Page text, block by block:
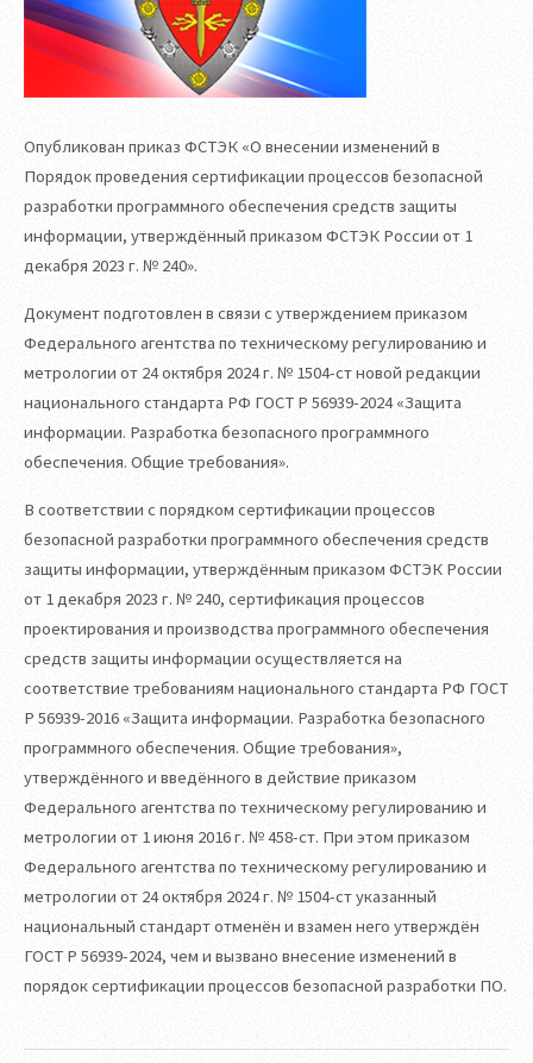
Опубликован приказ ФСТЭК «О внесении изменений в
Порядок проведения сертификации процессов безопасной
разработки программного обеспечения средств защиты
информации, утверждённый приказом ФСТЭК России от 1
декабря 2023 г. № 240».
Документ подготовлен в связи с утверждением приказом
Федерального агентства по техническому регулированию и
метрологии от 24 октября 2024 г. № 1504-ст новой редакции
национального стандарта РФ ГОСТ Р 56939-2024 «Защита
информации. Разработка безопасного программного
обеспечения. Общие требования».
В соответствии с порядком сертификации процессов
безопасной разработки программного обеспечения средств
защиты информации, утверждённым приказом ФСТЭК России
от 1 декабря 2023 г. № 240, сертификация процессов
проектирования и производства программного обеспечения
средств защиты информации осуществляется на
соответствие требованиям национального стандарта РФ ГОСТ
Р 56939-2016 «Защита информации. Разработка безопасного
программного обеспечения. Общие требования»,
утверждённого и введённого в действие приказом
Федерального агентства по техническому регулированию и
метрологии от 1 июня 2016 г. № 458-ст. При этом приказом
Федерального агентства по техническому регулированию и
метрологии от 24 октября 2024 г. № 1504-ст указанный
национальный стандарт отменён и взамен него утверждён
ГОСТ Р 56939-2024, чем и вызвано внесение изменений в
порядок сертификации процессов безопасной разработки ПО.